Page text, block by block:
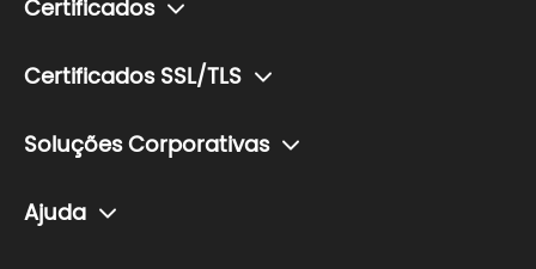
Certificados
Pessoa Jurídica (e-CNPJ)
Cartão (Mídia Criptográfica)
Certificados SSL/TLS
Soluções Corporativas
Ajuda